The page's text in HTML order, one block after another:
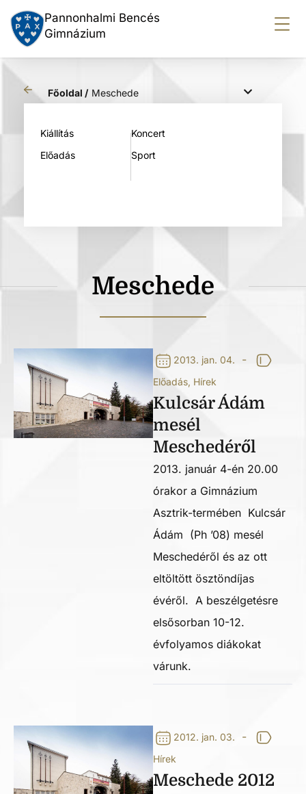
Pannonhalmi Bencés
Gimnázium
Főoldal / Meschede
Kiállítás
Előadás
Koncert
Sport
Meschede
2013. jan. 04. -
Előadás, Hírek
Kulcsár Ádám
mesél
Meschedéről
2013. január 4-én 20.00
órakor a Gimnázium
Asztrik-termében Kulcsár
Ádám (Ph ’08) mesél
Meschedéről és az ott
eltöltött ösztöndíjas
évéről. A beszélgetésre
elsősorban 10-12.
évfolyamos diákokat
várunk.
2012. jan. 03. -
Hírek
Meschede 2012